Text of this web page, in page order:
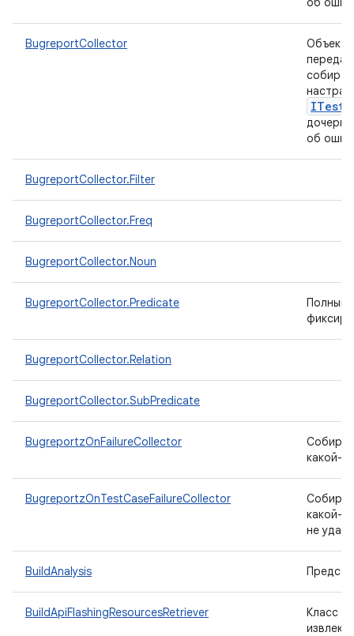
BugreportCollector
Объект
ITest
об
BugreportCollector.Filter
BugreportCollector.Freq
BugreportCollector.Noun
BugreportCollector.Predicate
Полный
BugreportCollector.Relation
BugreportCollector.SubPredicate
BugreportzOnFailureCollector
какой-
BugreportzOnTestCaseFailureCollector
какой-
не
BuildAnalysis
BuildApiFlashingResourcesRetriever Класс